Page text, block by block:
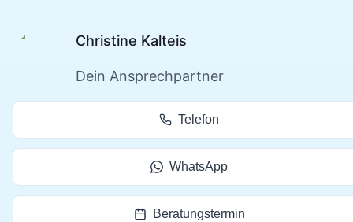
Christine Kalteis
Dein Ansprechpartner
Telefon
WhatsApp
Beratungstermin